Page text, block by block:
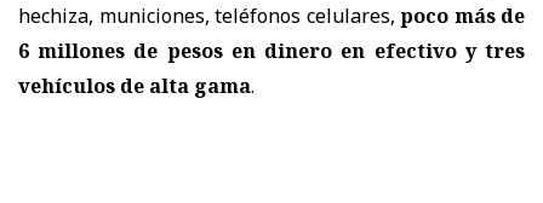
hechiza, municiones, teléfonos celulares, poco más de
6 millones de pesos en dinero en efectivo y tres
vehículos de alta gama.